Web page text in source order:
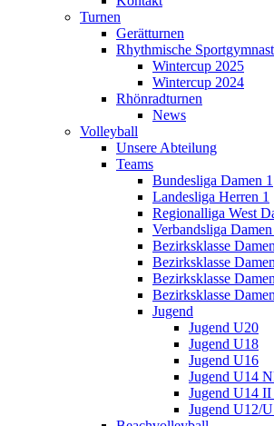
Turnen
Gerätturnen
Rhythmische
Wintercup 2025
Wintercup 2024
Rhönradturnen
News
Volleyball
Unsere Abteilung
Teams
Bundesliga Damen 1
Landesliga Herren 1
Regionalliga West
Verbandsliga
Bezirksklasse
Bezirksklasse
Bezirksklasse
Bezirksklasse
Jugend
Jugend U20
Jugend U18
Jugend U16
Jugend U14
Jugend U14
Jugend U12/